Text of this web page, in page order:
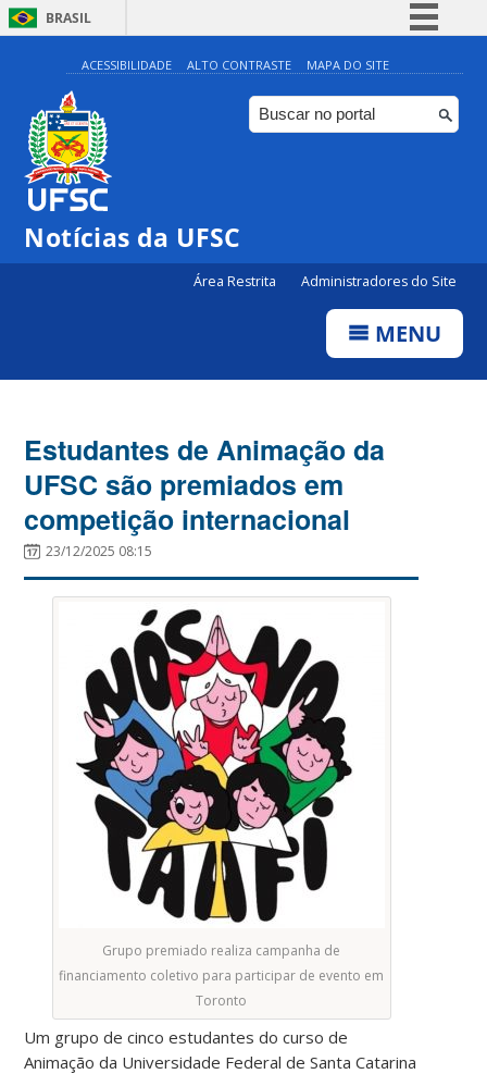
BRASIL
Simplifique!
Comunica BR
Participe
ACESSIBILIDADE ALTO CONTRASTE MAPA DO SITE
Notícias da UFSC
Área Restrita Administradores do Site
MENU
Estudantes de Animação da
UFSC são premiados em
competição internacional
23/12/2025 08:15
Grupo premiado realiza campanha de
financiamento coletivo para participar de evento em
Toronto
Um grupo de cinco estudantes do curso de
Animação da Universidade Federal de Santa Catarina